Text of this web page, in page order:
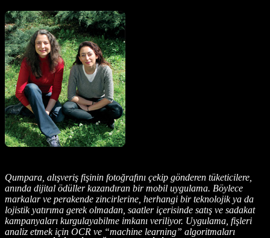
Qumpara, alışveriş fişinin fotoğrafını çekip gönderen tüketicilere,
anında dijital ödüller kazandıran bir mobil uygulama. Böylece
markalar ve perakende zincirlerine, herhangi bir teknolojik ya da
lojistik yatırıma gerek olmadan, saatler içerisinde satış ve sadakat
kampanyaları kurgulayabilme imkanı veriliyor. Uygulama, fişleri
analiz etmek için OCR ve “machine learning” algoritmaları